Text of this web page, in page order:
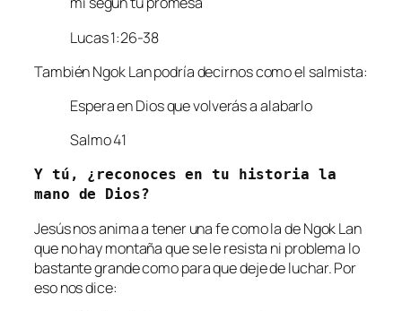
Lucas 1:26-38
También Ngok Lan podría decirnos como el salmista:
Espera en Dios que volverás a alabarlo
Salmo 41
Y tú, ¿reconoces en tu historia la
mano de Dios?
Jesús nos anima a tener una fe como la de Ngok Lan
que no hay montaña que se le resista ni problema lo
bastante grande como para que deje de luchar. Por
eso nos dice: